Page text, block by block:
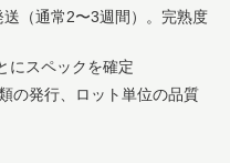
（通常2〜3週間）。完熟度
にスペックを確定
の発行、ロット単位の品質